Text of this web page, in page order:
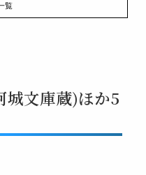
覧
城文庫蔵)ほか5